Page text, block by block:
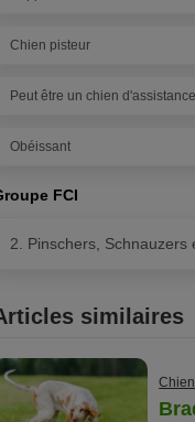
Chien pisteur
Peut être un chien d'assistance
Obéissant
FCI
2. Pinschers, Schnauzers
similaires
Chien